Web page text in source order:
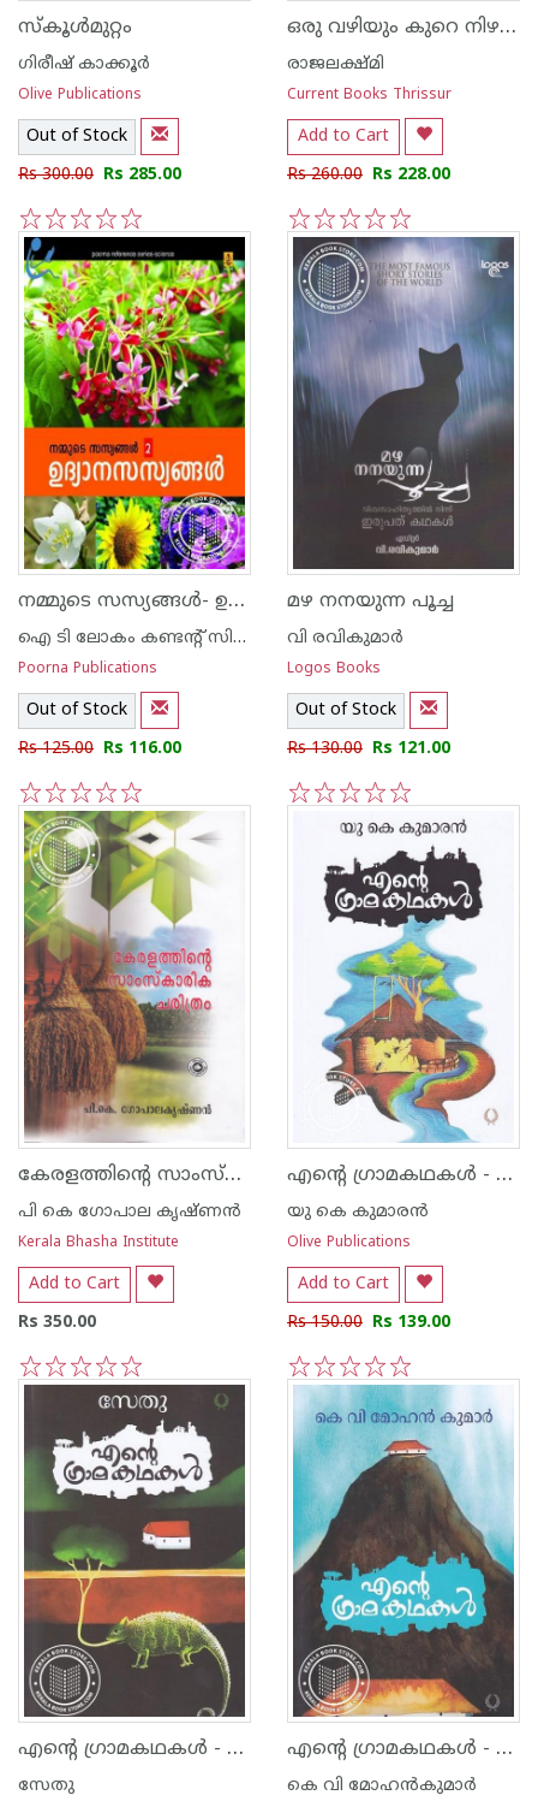
സ്കൂള്‍മുറ്റം
ഗിരീഷ് കാക്കൂര്‍‌
Olive Publications
Out of Stock
Rs 300.00 Rs 285.00
5
4
3
2
1
ഒരു വഴിയും കുറെ നിഴലുകളും
രാജലക്ഷ്മി
Current Books Thrissur
Add to Cart
Rs 260.00 Rs 228.00
5
4
3
2
1
നമ്മുടെ സസ്യങ്ങള്‍- ഉദ്യാനസസ്യങ്ങള്‍
ഐ ടി ലോകം കണ്ടന്റ് സിന്ഡിക്കേറ്റ്
Poorna Publications
Out of Stock
Rs 125.00 Rs 116.00
5
4
3
2
1
മഴ നനയുന്ന പൂച്ച
വി രവികുമാര്‍
Logos Books
Out of Stock
Rs 130.00 Rs 121.00
കേരളത്തിന്റെ സാംസ്കാരിക ചരിത്രം
പി കെ ഗോപാല കൃഷ്ണന്‍
Kerala Bhasha Institute
Add to Cart
Rs 350.00
5
4
3
2
1
എന്റെ ഗ്രാമകഥകൾ - യു കെ കുമാരൻ
യു കെ കുമാരന്‍
Olive Publications
Add to Cart
Rs 150.00 Rs 139.00
5
4
3
2
1
എന്റെ ഗ്രാമകഥകൾ - സേതു
സേതു
എന്റെ ഗ്രാമകഥകൾ - കെ വി മോഹൻ കുമാർ
കെ വി മോഹ‌ന്‍കുമാര്‍